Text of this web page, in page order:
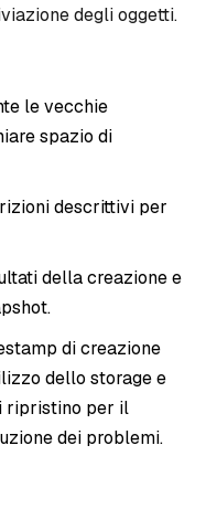
degli oggetti.
le vecchie
spazio di
descrittivi per
della creazione e
di creazione
dello storage e
ripristino per il
dei problemi.